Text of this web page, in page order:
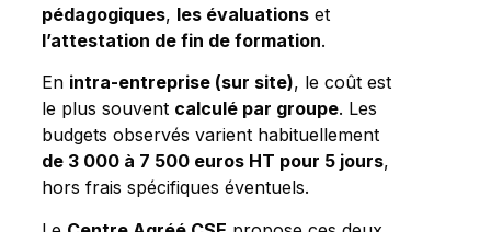
pédagogiques, les évaluations et
l’attestation de fin de formation.
En intra-entreprise (sur site), le coût est
le plus souvent calculé par groupe. Les
budgets observés varient habituellement
de 3 000 à 7 500 euros HT pour 5 jours,
hors frais spécifiques éventuels.